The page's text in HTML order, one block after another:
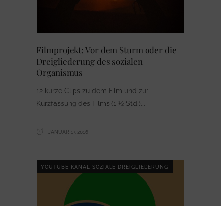
Filmprojekt: Vor dem Sturm oder die
Dreigliederung des sozialen
Organismus
12 kurze Clips zu dem Film und zur
Kurzfassung des Films (1 ½ Std.)
JANUAR 17, 2016
YOUTUBE KANAL SOZIALE DREIGLIEDERUNG